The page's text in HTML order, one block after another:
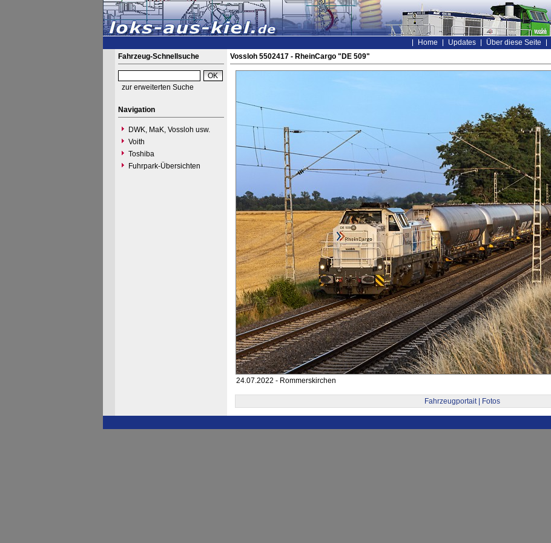
Home Updates Über diese Seite
Fahrzeug-Schnellsuche
zur erweiterten Suche
Navigation
DWK, MaK, Vossloh usw.
Voith
Toshiba
Fuhrpark-Übersichten
Vossloh 5502417 - RheinCargo "DE 509"
24.07.2022 - Rommerskirchen
Fahrzeugportait | Fotos